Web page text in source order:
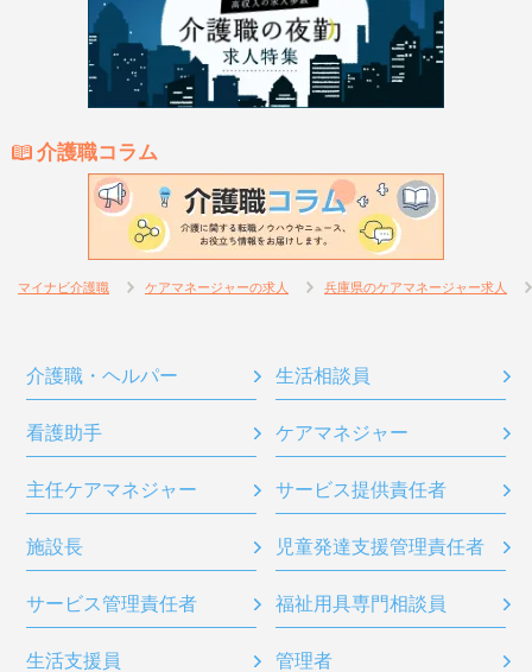
介護職コラム
マイナビ介護職 ケアマネージャーの求人 兵庫県のケアマネージャー求人
介護職・ヘルパー 生活相談員
看護助手 ケアマネジャー
主任ケアマネジャー サービス提供責任者
施設長 児童発達支援管理責任者
サービス管理責任者 福祉用具専門相談員
生活支援員 管理者